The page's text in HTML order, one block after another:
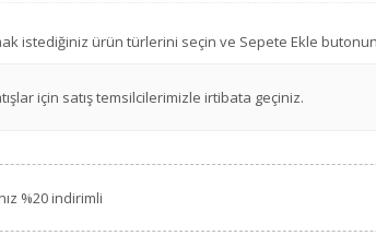
istediğiniz ürün türlerini seçin ve Sepete Ekle
için satış temsilcilerimizle irtibata geçiniz.
%20 indirimli